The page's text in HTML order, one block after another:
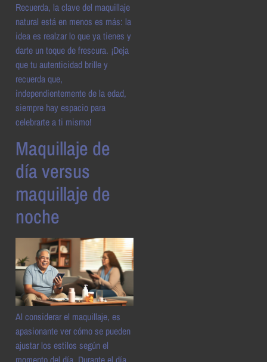
Recuerda, la clave del maquillaje
natural está en menos es más: la
idea es realzar lo que ya tienes y
darte un toque de frescura. ¡Deja
que tu autenticidad brille y
recuerda que,
independientemente de la edad,
siempre hay espacio para
celebrarte a ti mismo!
Maquillaje de
día versus
maquillaje de
noche
Al considerar el maquillaje, es
apasionante ver cómo se pueden
ajustar los estilos según el
momento del día. Durante el día,